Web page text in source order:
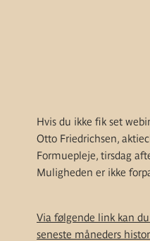
Hvis du ikke fik set
Otto Friedrichsen,
Formuepleje, tirsdag
Muligheden er ikke
Via følgende link kan
seneste måneders